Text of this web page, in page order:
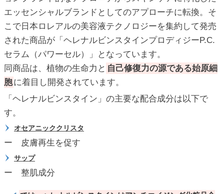
エッセンシャルブランドとしてのアプローチに転換。そ
こで日本ロレアルの美容液テクノロジーを集約して発売
された商品が「ヘレナルビンスタインプロディジーP.C.
セラム（パワーセル）」となっています。
同商品は、植物の生命力と 自己修復力の源である始原細
胞に着目し開発されています。
「ヘレナルビンスタイン」の主要な配合成分は以下で
す。
オセアニッククリスタ
ー 皮膚再生を促す
サップ
ー 整肌成分